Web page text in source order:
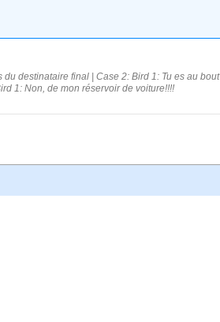
destinataire final | Case 2: Bird 1: Tu es au bout
1: Non, de mon réservoir de voiture!!!!